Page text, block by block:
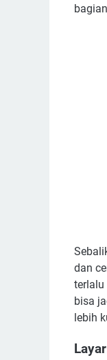
dan
terlalu
bisa
lebih